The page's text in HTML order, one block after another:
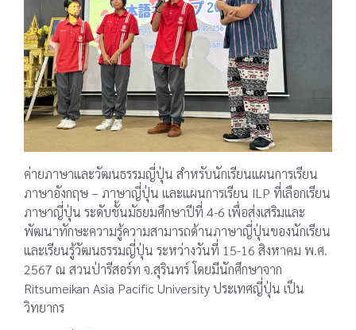
ค่ายภาษาและวัฒนธรรมญี่ปุ่น สำหรับนักเรียนแผนการเรียน
ภาษาอังกฤษ – ภาษาญี่ปุ่น และแผนการเรียน ILP ที่เลือกเรียน
ภาษาญี่ปุ่น ระดับชั้นมัธยมศึกษาปีที่ 4-6 เพื่อส่งเสริมและ
พัฒนาทักษะความรู้ความสามารถด้านภาษาญี่ปุ่นของนักเรียน
และเรียนรู้วัฒนธรรมญี่ปุ่น ระหว่างวันที่ 15-16 สิงหาคม พ.ศ.
2567 ณ สวนป่ารีสอร์ท จ.สุรินทร์ โดยมีนักศึกษาจาก
Ritsumeikan Asia Pacific University ประเทศญี่ปุ่น เป็น
วิทยากร